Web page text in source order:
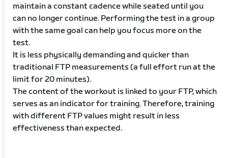
maintain a constant cadence while seated until you
can no longer continue. Performing the test in a group
with the same goal can help you focus more on the
test.
It is less physically demanding and quicker than
traditional FTP measurements (a full effort run at the
limit for 20 minutes).
The content of the workout is linked to your FTP, which
serves as an indicator for training. Therefore, training
with different FTP values might result in less
effectiveness than expected.